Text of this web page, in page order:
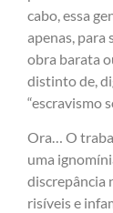
cabo, essa
apenas, para
obra barata
distinto de,
“escravismo
Ora… O
uma
discrepância
risíveis e